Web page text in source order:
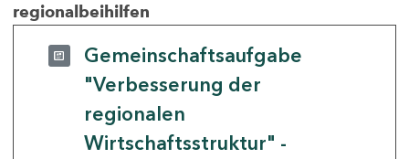
regionalbeihilfen
Gemeinschaftsaufgabe
"Verbesserung der
regionalen
Wirtschaftsstruktur" -